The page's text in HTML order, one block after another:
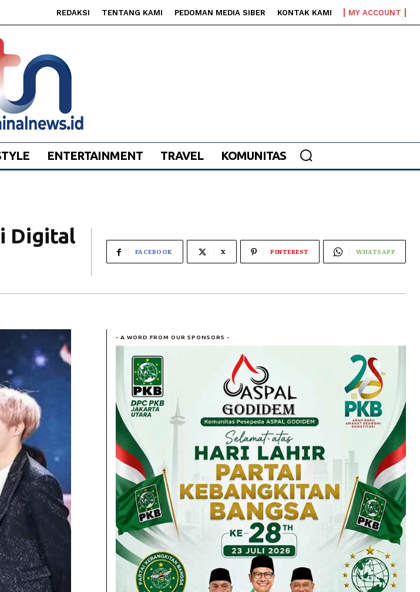
REDAKSI TENTANG KAMI PEDOMAN MEDIA SIBER KONTAK KAMI MY ACCOUNT
ENTERTAINMENT TRAVEL KOMUNITAS
Digital
FACEBOOK X PINTEREST WHATSAPP
- A WORD FROM OUR SPONSORS -